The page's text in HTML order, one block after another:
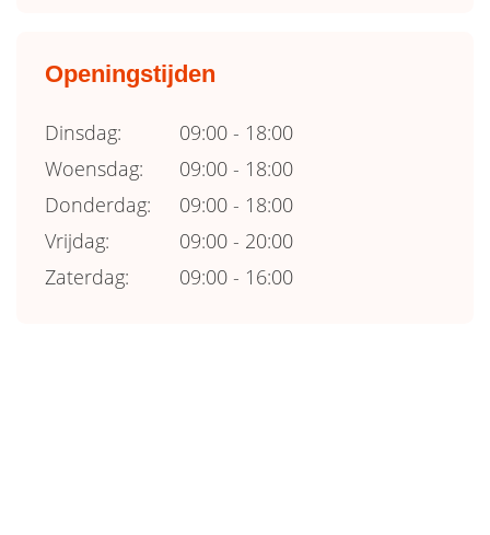
Openingstijden
Dinsdag:
09:00 - 18:00
Woensdag:
09:00 - 18:00
Donderdag:
09:00 - 18:00
Vrijdag:
09:00 - 20:00
Zaterdag:
09:00 - 16:00